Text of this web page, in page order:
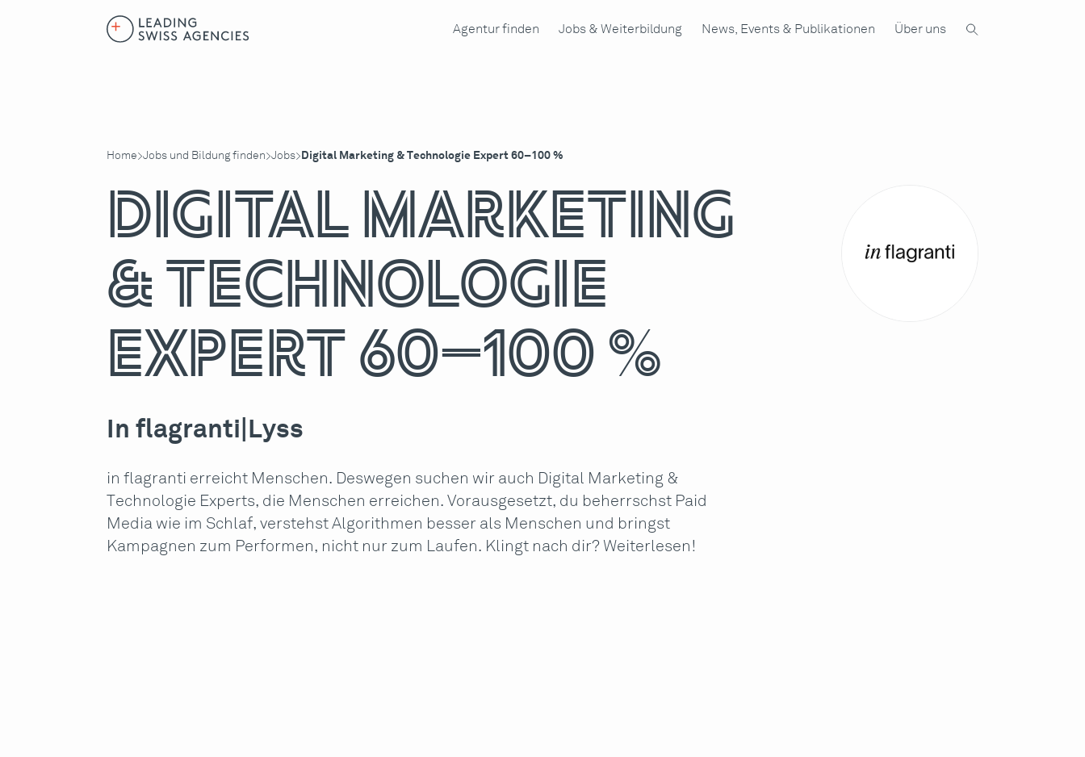
Agentur finden Jobs & Weiterbildung News, Events & Publikationen Über uns
Home>Jobs und Bildung finden>Jobs> Digital Marketing & Technologie Expert 60–100 %
Digital Marketing
& Technologie
Expert 60–100 %
In flagranti Lyss
in flagranti erreicht Menschen. Deswegen suchen wir auch Digital Marketing &
Technologie Experts, die Menschen erreichen. Vorausgesetzt, du beherrschst Paid
Media wie im Schlaf, verstehst Algorithmen besser als Menschen und bringst
Kampagnen zum Performen, nicht nur zum Laufen. Klingt nach dir? Weiterlesen!